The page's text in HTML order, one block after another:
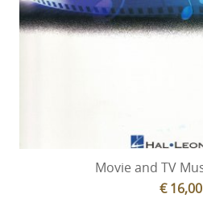
Movie and TV
€ 16,00